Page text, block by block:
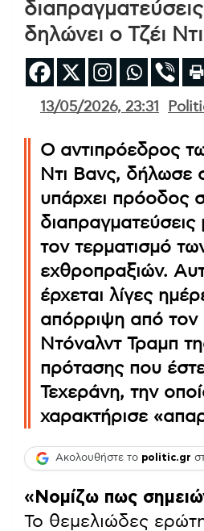
δηλώνει ο Τζέι
13/05/2026, 23:31
Ο αντιπρόεδρος
Ντι Βανς, δήλωσε
υπάρχει πρόοδος
διαπραγματεύσεις
τον τερματισμό
εχθροπραξιών.
έρχεται λίγες
απόρριψη από
Ντόναλντ Τραμπ
πρότασης που
Τεχεράνη, την
χαρακτήρισε
Ακολουθήστε το politic.gr
«Νομίζω πως
Το θεμελιώδες